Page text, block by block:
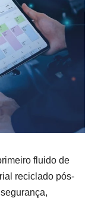
fluido de
reciclado pós-